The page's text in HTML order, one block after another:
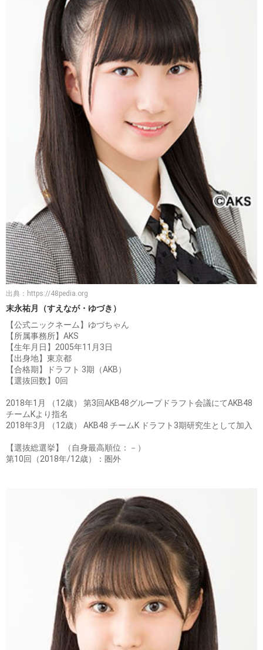
出典： https://48pedia.org
末永祐月（すえなが・ゆづき）
【公式ニックネーム】ゆづちゃん
【所属事務所】AKS
【生年月日】2005年11月3日
【出身地】東京都
【合格期】ドラフト 3期（AKB）
【選抜回数】0回
2018年1月 （12歳） 第3回AKB48グループドラフト会議にてAKB48
チームKより指名
2018年3月 （12歳） AKB48 チームK ドラフト3期研究生として加入
【選抜総選挙】（自身最高順位：－）
第10回（2018年/12歳）：圏外